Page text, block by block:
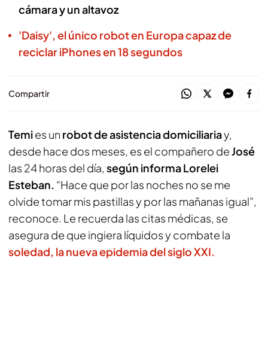
cámara y un altavoz
'Daisy', el único robot en Europa capaz de
reciclar iPhones en 18 segundos
Compartir
Temies un robot de asistencia domiciliariay,
desde hace dos meses, es el compañero deJosé
las 24 horas del día, según informa Lorelei
Esteban. “Hace que por las noches no se me
olvide tomar mis pastillas y por las mañanas igual”,
reconoce. Le recuerda las citas médicas, se
asegura de que ingiera líquidos y combate la
soledad, la nueva epidemia del siglo XXI.